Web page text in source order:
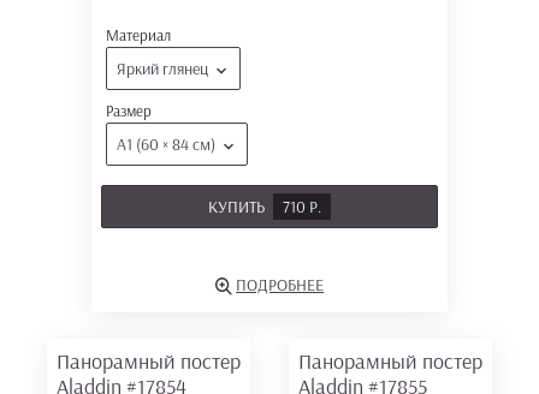
Материал
Яркий глянец
Размер
А1 (60 × 84 см)
КУПИТЬ 710 Р.
ПОДРОБНЕЕ
Панорамный постер
Aladdin #17854
Панорамный постер
Aladdin #17855